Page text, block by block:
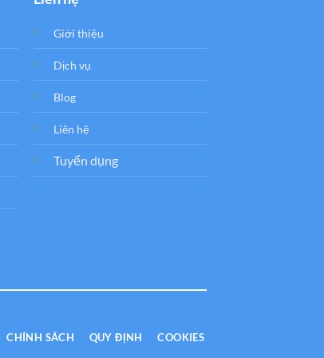
Giới thiệu
Dịch vụ
Blog
Liên hệ
Tuyển dụng
CHÍNH SÁCH QUY ĐỊNH COOKIES